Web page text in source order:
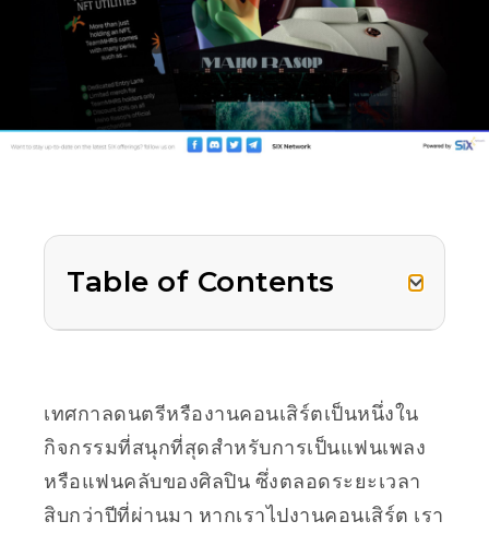
Table of Contents
เทศกาลดนตรีหรืองานคอนเสิร์ตเป็นหนึ่งใน
กิจกรรมที่สนุกที่สุดสำหรับการเป็นแฟนเพลง
หรือแฟนคลับของศิลปิน ซึ่งตลอดระยะเวลา
สิบกว่าปีที่ผ่านมา หากเราไปงานคอนเสิร์ต เรา